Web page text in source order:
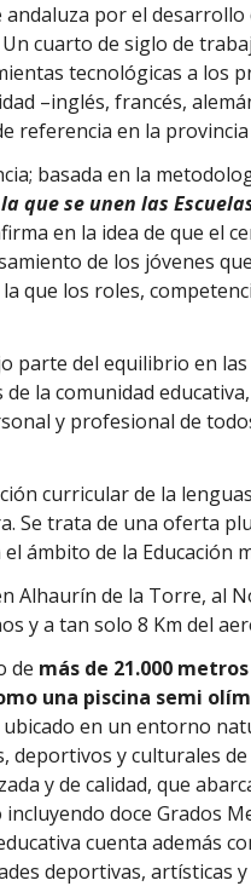
por el
cuarto de siglo de
tecnológicas a los
–inglés, francés,
referencia en la
basada en la
que se unen las
en la idea de que el
de los jóvenes
que los roles,
parte del equilibrio en
la comunidad
y profesional de
curricular de la
Se trata de una oferta
ámbito de la Educación
Alhaurín de la Torre, al
y a tan solo 8 Km del
de más de 21.000
una piscina semi
ubicado en un entorno
deportivos y culturales
y de calidad, que
doce Grados
cuenta además
deportivas, artísticas